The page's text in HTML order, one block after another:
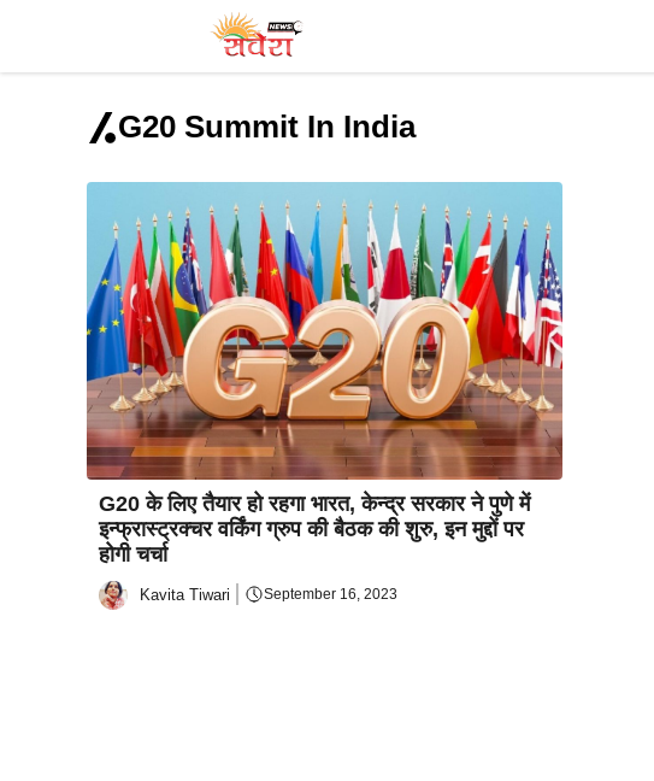
content
G20 Summit In India
G20 के लिए तैयार हो रहगा भारत, केन्द्र सरकार ने पुणे में
इन्फ्रास्ट्रक्चर वर्किंग ग्रुप की बैठक की शुरु, इन मुद्दों पर
होगी चर्चा
Kavita Tiwari September 16, 2023